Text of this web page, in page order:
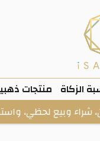
الزكاة منتجات
لحظي، واستلام